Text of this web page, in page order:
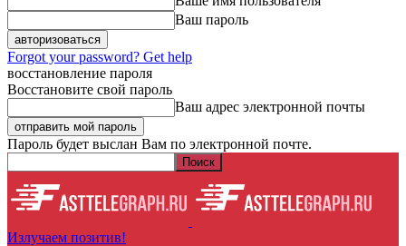
Ваш пароль
Forgot your password? Get help
восстановление пароля
Восстановите свой пароль
Ваш адрес электронной почты
Пароль будет выслан Вам по электронной почте.
Излучаем позитив!